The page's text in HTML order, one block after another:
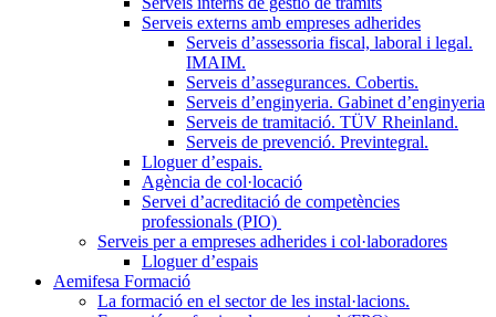
Serveis externs amb empreses adherides
Serveis d’assessoria fiscal, laboral i legal.
IMAIM.
Serveis d’assegurances. Cobertis.
Serveis d’enginyeria. Gabinet d’enginyeria
Serveis de tramitació. TÜV Rheinland.
Serveis de prevenció. Previntegral.
Lloguer d’espais.
Agència de col·locació
Servei d’acreditació de competències
professionals (PIO)
Serveis per a empreses adherides i col·laboradores
Lloguer d’espais
Aemifesa Formació
La formació en el sector de les instal·lacions.